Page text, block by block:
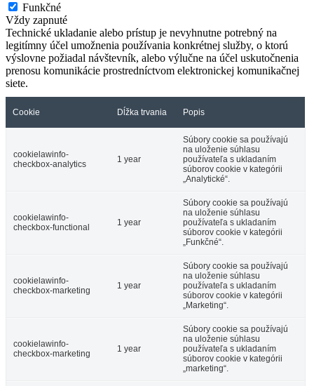
Funkčné
Vždy zapnuté
Technické ukladanie alebo prístup je nevyhnutne potrebný na
legitímny účel umožnenia používania konkrétnej služby, o ktorú
výslovne požiadal návštevník, alebo výlučne na účel uskutočnenia
prenosu komunikácie prostredníctvom elektronickej komunikačnej
siete.
Cookie Dĺžka trvania Popis
cookielawinfo-
checkbox-analytics
1 year
Súbory cookie sa používajú
na uloženie súhlasu
používateľa s ukladaním
súborov cookie v kategórii
„Analytické“.
cookielawinfo-
checkbox-functional
1 year
Súbory cookie sa používajú
na uloženie súhlasu
používateľa s ukladaním
súborov cookie v kategórii
„Funkčné“.
cookielawinfo-
checkbox-marketing
1 year
Súbory cookie sa používajú
na uloženie súhlasu
používateľa s ukladaním
súborov cookie v kategórii
„Marketing“.
cookielawinfo-
checkbox-marketing
1 year
Súbory cookie sa používajú
na uloženie súhlasu
používateľa s ukladaním
súborov cookie v kategórii
„marketing“.